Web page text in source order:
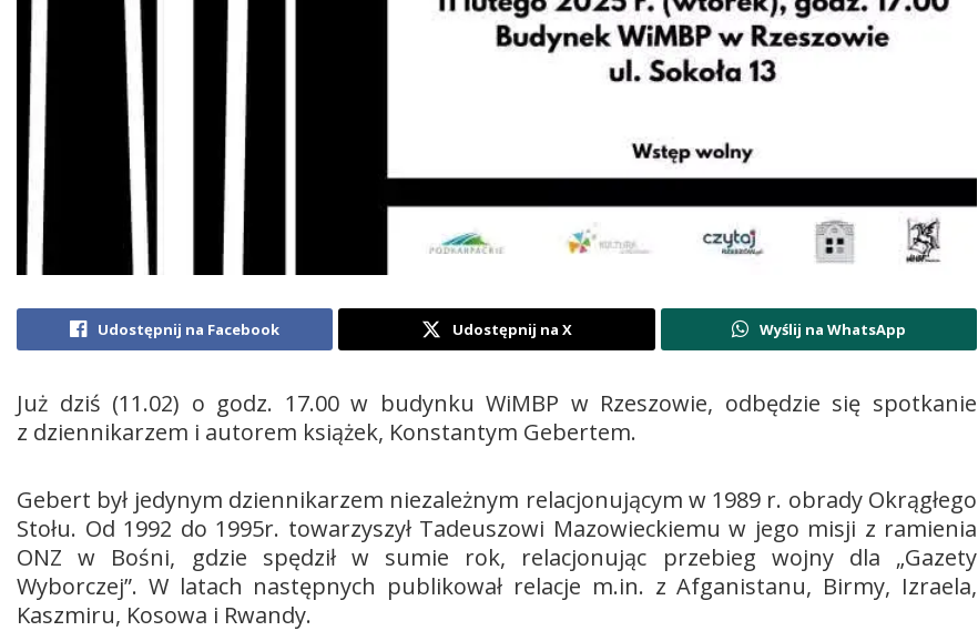
Udostępnij na Facebook Udostępnij na X Wyślij na WhatsApp
Już dziś (11.02) o godz. 17.00 w budynku WiMBP w Rzeszowie, odbędzie się spotkanie
z dziennikarzem i autorem książek, Konstantym Gebertem.
Gebert był jedynym dziennikarzem niezależnym relacjonującym w 1989 r. obrady Okrągłego
Stołu. Od 1992 do 1995r. towarzyszył Tadeuszowi Mazowieckiemu w jego misji z ramienia
ONZ w Bośni, gdzie spędził w sumie rok, relacjonując przebieg wojny dla „Gazety
Wyborczej”. W latach następnych publikował relacje m.in. z Afganistanu, Birmy, Izraela,
Kaszmiru, Kosowa i Rwandy.